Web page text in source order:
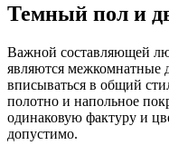
Темный пол и
Важной составляющей
являются межкомнатные
вписываться в общий
полотно и напольное
одинаковую фактуру и
допустимо.